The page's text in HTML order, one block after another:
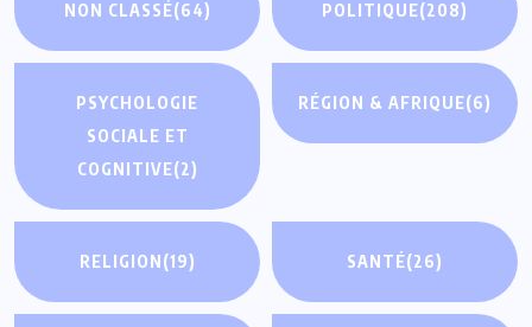
NON CLASSÉ(64) POLITIQUE(208)
PSYCHOLOGIE
SOCIALE ET
COGNITIVE(2)
RÉGION & AFRIQUE(6)
RELIGION(19) SANTÉ(26)